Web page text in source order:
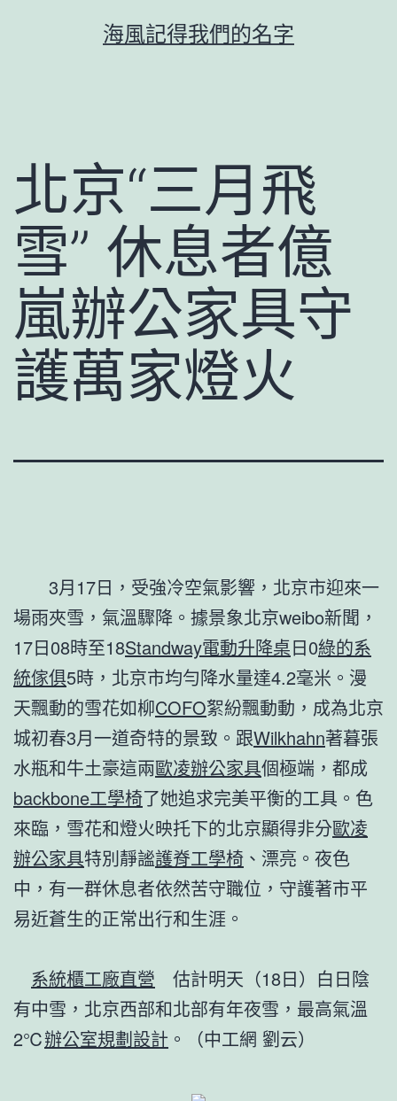
海風記得我們的名字
北京“三月飛
雪” 休息者億
嵐辦公家具守
護萬家燈火
3月17日，受強冷空氣影響，北京市迎來一
場雨夾雪，氣溫驟降。據景象北京weibo新聞，
17日08時至18Standway電動升降桌日0綠的系
統傢俱5時，北京市均勻降水量達4.2毫米。漫
天飄動的雪花如柳COFO絮紛飄動動，成為北京
城初春3月一道奇特的景致。跟Wilkhahn著暮張
水瓶和牛土豪這兩歐凌辦公家具個極端，都成
backbone工學椅了她追求完美平衡的工具。色
來臨，雪花和燈火映托下的北京顯得非分歐凌
辦公家具特別靜謐護脊工學椅 、漂亮。夜色
中，有一群休息者依然苦守職位，守護著市平
易近蒼生的正常出行和生涯。
系統櫃工廠直營 估計明天（18日）白日陰
有中雪，北京西部和北部有年夜雪，最高氣溫
2℃辦公室規劃設計 。（中工網 劉云）